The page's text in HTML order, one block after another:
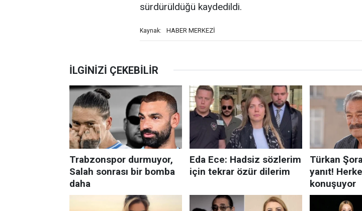
sürdürüldüğü kaydedildi.
Kaynak: HABER MERKEZİ